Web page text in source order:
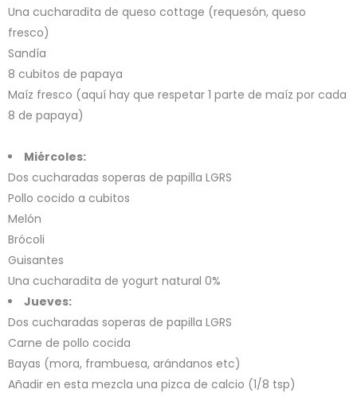
Una cucharadita de queso cottage (requesón, queso
fresco)
Sandía
8 cubitos de papaya
Maíz fresco (aquí hay que respetar 1 parte de maíz por cada
8 de papaya)
Miércoles:
Dos cucharadas soperas de papilla LGRS
Pollo cocido a cubitos
Melón
Brócoli
Guisantes
Una cucharadita de yogurt natural 0%
Jueves:
Dos cucharadas soperas de papilla LGRS
Carne de pollo cocida
Bayas (mora, frambuesa, arándanos etc)
Añadir en esta mezcla una pizca de calcio (1/8 tsp)